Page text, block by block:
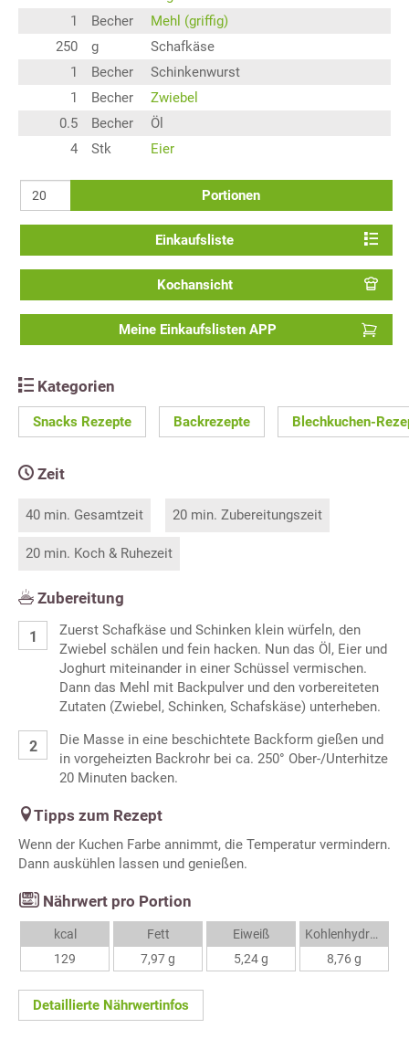
1
Becher
Mehl (griffig)
250
g
Schafkäse
1
Becher
Schinkenwurst
1
Becher
Zwiebel
0.5
Becher
Öl
4
Stk Eier
Portionen
Einkaufsliste
Kochansicht
Meine Einkaufslisten APP
Kategorien
Snacks Rezepte Backrezepte Blechkuchen-
Zeit
40 min. Gesamtzeit 20 min. Zubereitungszeit
20 min. Koch & Ruhezeit
Zubereitung
Zuerst Schafkäse und Schinken klein würfeln, den
Zwiebel schälen und fein hacken. Nun das Öl, Eier und
Joghurt miteinander in einer Schüssel vermischen.
Dann das Mehl mit Backpulver und den vorbereiteten
Zutaten (Zwiebel, Schinken, Schafskäse) unterheben.
Die Masse in eine beschichtete Backform gießen und
in vorgeheizten Backrohr bei ca. 250° Ober-/Unterhitze
20 Minuten backen.
Tipps zum Rezept
Wenn der Kuchen Farbe annimmt, die Temperatur vermindern.
Dann auskühlen lassen und genießen.
Nährwert pro Portion
kcal
129
Fett
7,97 g
Eiweiß
5,24 g
Kohlenhydrate
8,76 g
Detaillierte Nährwertinfos